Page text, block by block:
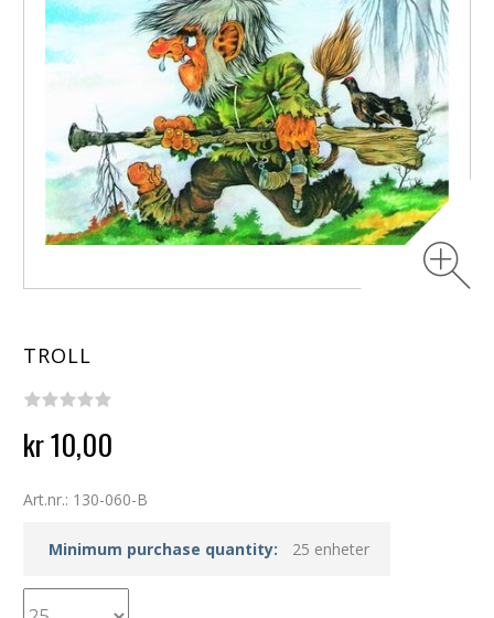
TROLL
kr 10,00
Art.nr.: 130-060-B
Minimum purchase quantity: 25 enheter